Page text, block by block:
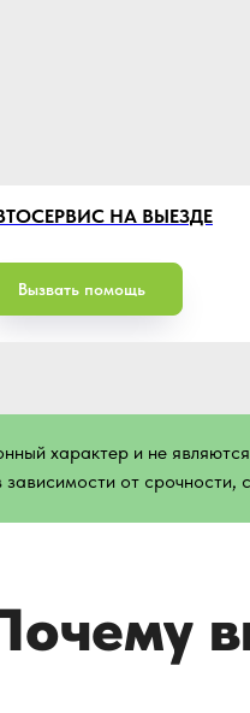
НА ВЫЕЗДЕ
Вызвать помощь
характер и не
от срочности,
Работаем с
поэтому предлагаем
по себестоимости